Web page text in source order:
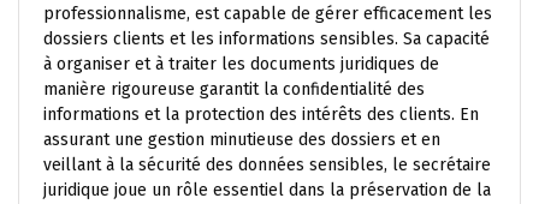
professionnalisme, est capable de gérer efficacement les
dossiers clients et les informations sensibles. Sa capacité
à organiser et à traiter les documents juridiques de
manière rigoureuse garantit la confidentialité des
informations et la protection des intérêts des clients. En
assurant une gestion minutieuse des dossiers et en
veillant à la sécurité des données sensibles, le secrétaire
juridique joue un rôle essentiel dans la préservation de la